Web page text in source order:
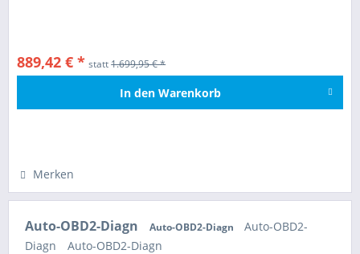
889,42 € * statt1.699,95 € *
In den Warenkorb
Merken
Auto-OBD2-Diagn Auto-OBD2-Diagn
Auto-OBD2-
Diagn
Auto-OBD2-Diagn